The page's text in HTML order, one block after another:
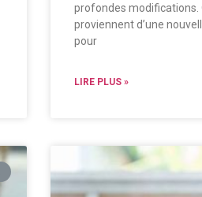
profondes modifications.
proviennent d’une
pour
LIRE PLUS »